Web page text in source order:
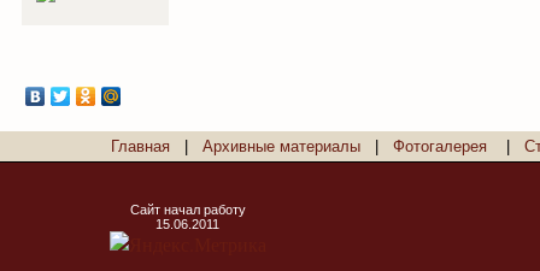
Главная Архивные материалы Фотогалерея
Сайт начал работу
15.06.2011